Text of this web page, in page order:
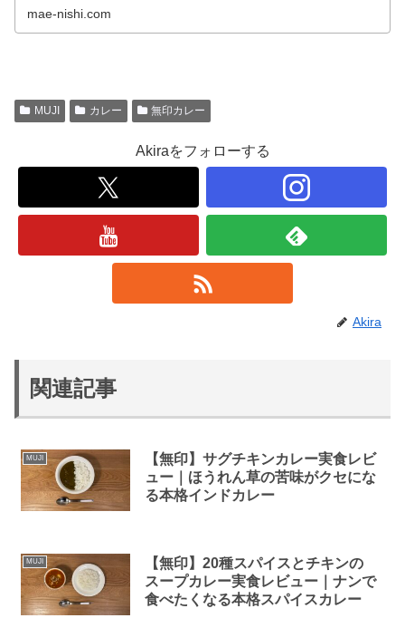
mae-nishi.com
MUJI カレー 無印カレー
Akiraをフォローする
Akira
関連記事
MUJI
【無印】サグチキンカレー実食レビ
ュー｜ほうれん草の苦味がクセにな
る本格インドカレー
MUJI
【無印】20種スパイスとチキンの
スープカレー実食レビュー｜ナンで
食べたくなる本格スパイスカレー